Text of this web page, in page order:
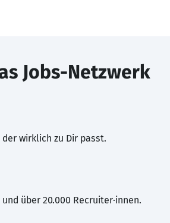
Jobs-Netzwerk
der wirklich zu Dir passt.
über 20.000 Recruiter·innen.